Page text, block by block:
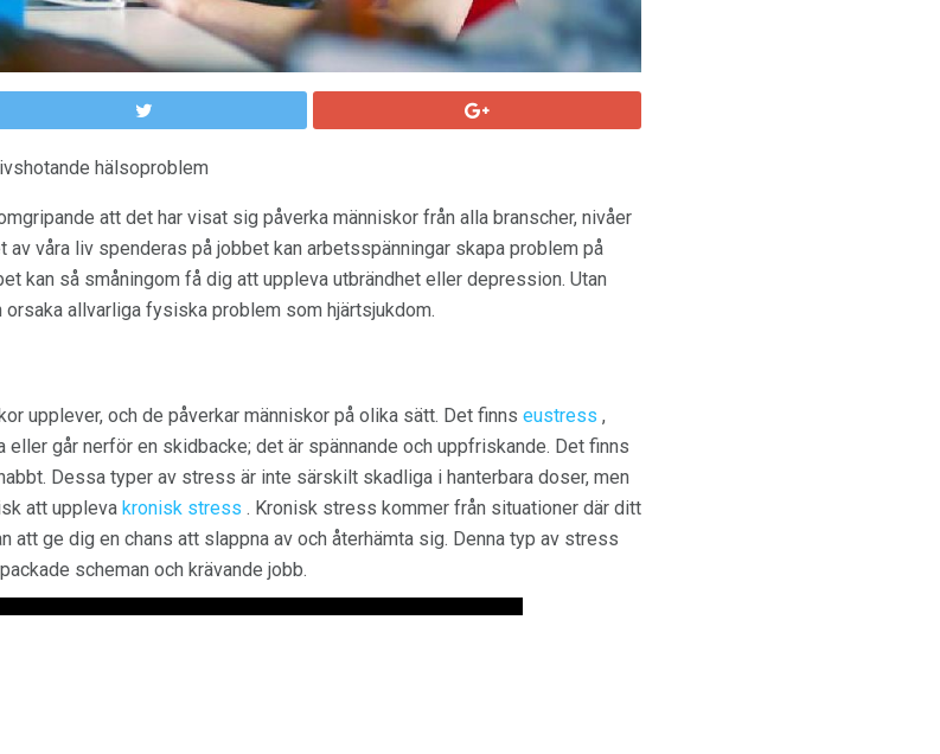
hälsoproblem
att det har visat sig påverka människor från alla branscher, nivåer
våra liv spenderas på jobbet kan arbetsspänningar skapa problem på
kan så småningom få dig att uppleva utbrändhet eller depression. Utan
allvarliga fysiska problem som hjärtsjukdom.
upplever, och de påverkar människor på olika sätt. Det finns eustress ,
går nerför en skidbacke; det är spännande och uppfriskande. Det finns
Dessa typer av stress är inte särskilt skadliga i hanterbara doser, men
att uppleva kronisk stress . Kronisk stress kommer från situationer där ditt
ge dig en chans att slappna av och återhämta sig. Denna typ av stress
scheman och krävande jobb.